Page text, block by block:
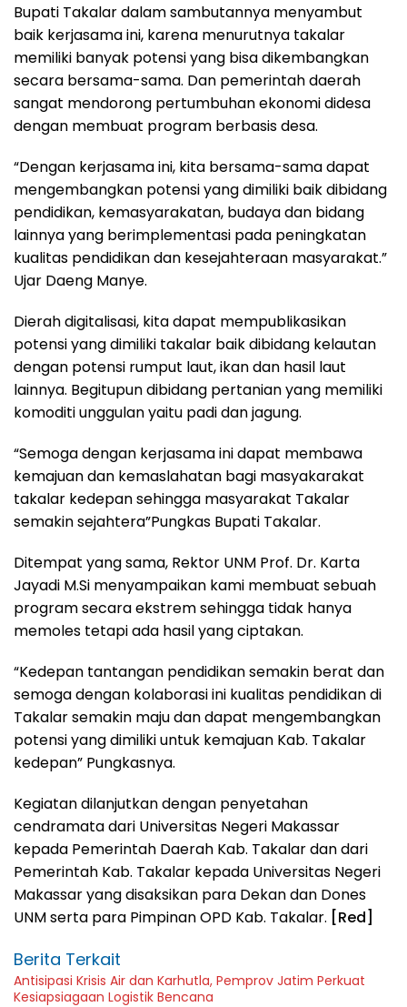
Bupati Takalar dalam sambutannya menyambut
baik kerjasama ini, karena menurutnya takalar
memiliki banyak potensi yang bisa dikembangkan
secara bersama-sama. Dan pemerintah daerah
sangat mendorong pertumbuhan ekonomi didesa
dengan membuat program berbasis desa.
“Dengan kerjasama ini, kita bersama-sama dapat
mengembangkan potensi yang dimiliki baik dibidang
pendidikan, kemasyarakatan, budaya dan bidang
lainnya yang berimplementasi pada peningkatan
kualitas pendidikan dan kesejahteraan masyarakat.”
Ujar Daeng Manye.
Dierah digitalisasi, kita dapat mempublikasikan
potensi yang dimiliki takalar baik dibidang kelautan
dengan potensi rumput laut, ikan dan hasil laut
lainnya. Begitupun dibidang pertanian yang memiliki
komoditi unggulan yaitu padi dan jagung.
“Semoga dengan kerjasama ini dapat membawa
kemajuan dan kemaslahatan bagi masyakarakat
takalar kedepan sehingga masyarakat Takalar
semakin sejahtera”Pungkas Bupati Takalar.
Ditempat yang sama, Rektor UNM Prof. Dr. Karta
Jayadi M.Si menyampaikan kami membuat sebuah
program secara ekstrem sehingga tidak hanya
memoles tetapi ada hasil yang ciptakan.
“Kedepan tantangan pendidikan semakin berat dan
semoga dengan kolaborasi ini kualitas pendidikan di
Takalar semakin maju dan dapat mengembangkan
potensi yang dimiliki untuk kemajuan Kab. Takalar
kedepan” Pungkasnya.
Kegiatan dilanjutkan dengan penyetahan
cendramata dari Universitas Negeri Makassar
kepada Pemerintah Daerah Kab. Takalar dan dari
Pemerintah Kab. Takalar kepada Universitas Negeri
Makassar yang disaksikan para Dekan dan Dones
UNM serta para Pimpinan OPD Kab. Takalar. [Red]
Berita Terkait
Antisipasi Krisis Air dan Karhutla, Pemprov Jatim Perkuat
Kesiapsiagaan Logistik Bencana